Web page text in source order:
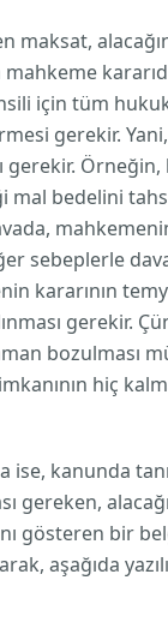
maksat,
mahkeme
için tüm
gerekir.
gerekir.
mal bedelini
sebeplerle
kararının
gerekir.
bozulması
hiç
ise, kanunda
gereken,
gösteren bir
aşağıda